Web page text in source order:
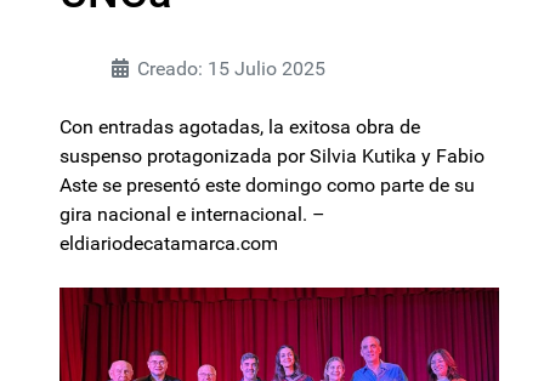
Creado: 15 Julio 2025
Con entradas agotadas, la exitosa obra de
suspenso protagonizada por Silvia Kutika y Fabio
Aste se presentó este domingo como parte de su
gira nacional e internacional. –
eldiariodecatamarca.com